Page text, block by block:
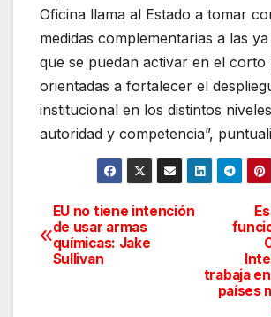
Oficina llama al Estado a tomar
medidas complementarias a las
que se puedan activar en el corto
orientadas a fortalecer el
institucional en los distintos
autoridad y competencia”,
Navegación
de
trabaja
países
EU no tiene intención
de usar armas
químicas: Jake
Sullivan